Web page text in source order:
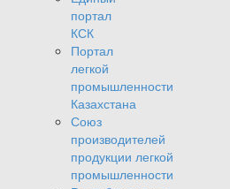
портал
КСК
Портал
легкой
промышленности
Казахстана
Союз
производителей
продукции легкой
промышленности